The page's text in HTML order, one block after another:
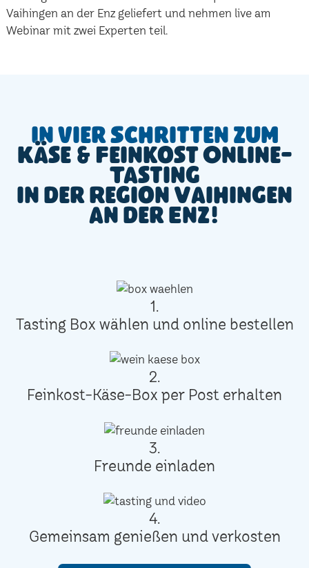
Vaihingen an der Enz geliefert und nehmen live am
Webinar mit zwei Experten teil.
In vier Schritten zum
Käse & Feinkost Online-
Tasting
in der Region Vaihingen
an der Enz!
1.
Tasting Box wählen und online bestellen
2.
Feinkost-Käse-Box per Post erhalten
3.
Freunde einladen
4.
Gemeinsam genießen und verkosten